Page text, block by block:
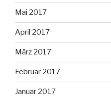
Mai 2017
April 2017
März 2017
Februar 2017
Januar 2017